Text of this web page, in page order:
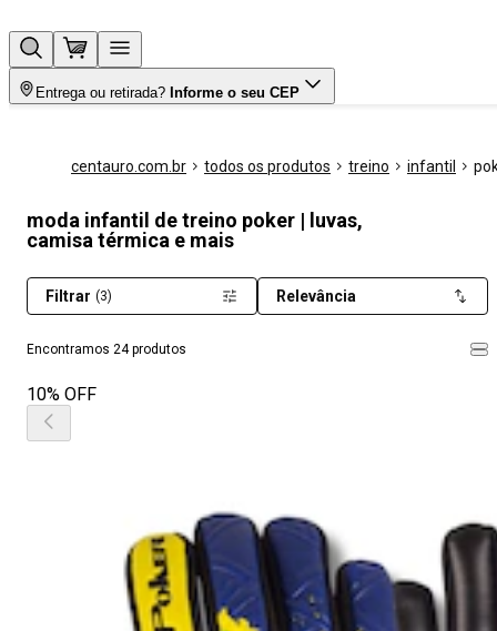
Entrega ou retirada? Informe o seu CEP
centauro.com.br todos os produtos treino infantil
moda infantil de treino poker | luvas,
camisa térmica e mais
Encontramos 24 produtos
Filtrar (3) Relevância
10% OFF